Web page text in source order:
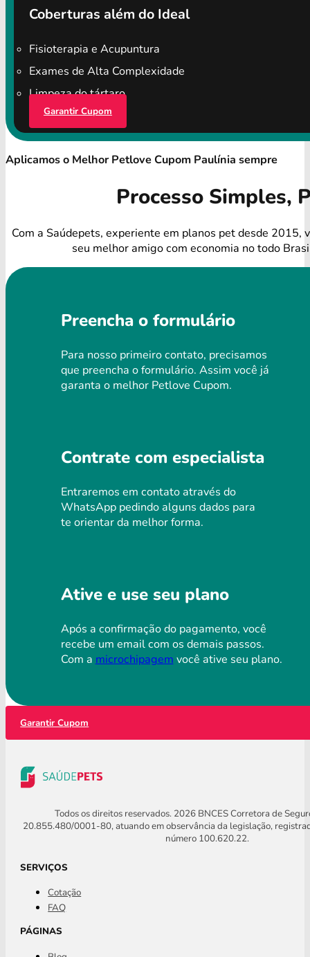
Coberturas além do Ideal
Fisioterapia e Acupuntura
Exames de Alta Complexidade
Limpeza do tártaro
Garantir Cupom
Aplicamos o Melhor Petlove Cupom Paulínia sempre
Processo Simples,
Com a Saúdepets, experiente em planos pet desde 2015,
seu melhor amigo com economia no todo
Preencha o formulário
Para nosso primeiro contato, precisamos
que preencha o formulário. Assim você já
garanta o melhor Petlove Cupom.
Contrate com especialista
Entraremos em contato através do
WhatsApp pedindo alguns dados para
te orientar da melhor forma.
Ative e use seu plano
Após a confirmação do pagamento, você
recebe um email com os demais passos.
Com a microchipagem você ative seu plano.
Garantir Cupom
Todos os direitos reservados. 2026 BNCES Corretora de
20.855.480/0001-80, atuando em observância da legislação,
número 100.620.22.
SERVIÇOS
Cotação
FAQ
PÁGINAS